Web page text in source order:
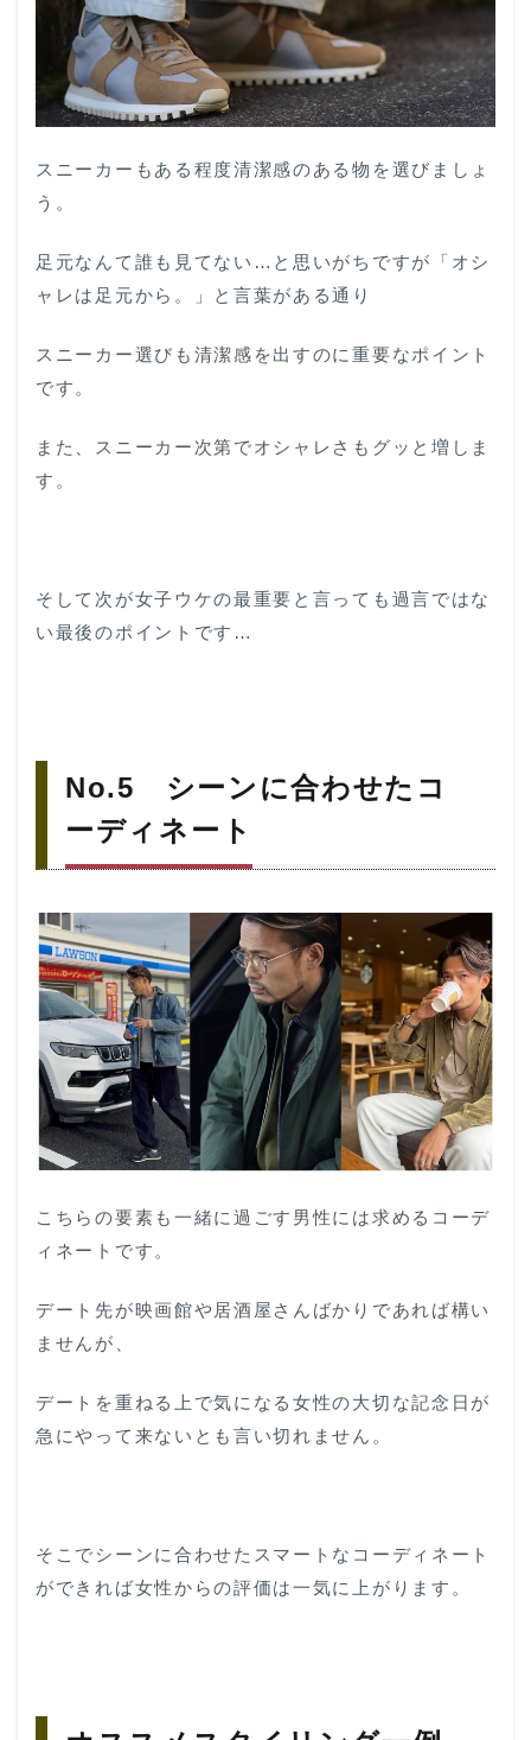
スニーカーもある程度清潔感のある物を選びましょ
う。
足元なんて誰も見てない…と思いがちですが「オシ
ャレは足元から。」と言葉がある通り
スニーカー選びも清潔感を出すのに重要なポイント
です。
また、スニーカー次第でオシャレさもグッと増しま
す。
そして次が女子ウケの最重要と言っても過言ではな
い最後のポイントです…
No.5 シーンに合わせたコ
ーディネート
こちらの要素も一緒に過ごす男性には求めるコーデ
ィネートです。
デート先が映画館や居酒屋さんばかりであれば構い
ませんが、
デートを重ねる上で気になる女性の大切な記念日が
急にやって来ないとも言い切れません。
そこでシーンに合わせたスマートなコーディネート
ができれば女性からの評価は一気に上がります。